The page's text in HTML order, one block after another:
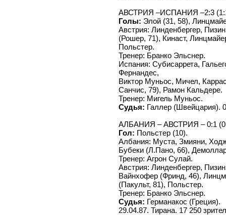
АВСТРИЯ –ИСПАНИЯ –2:3
Голы: Элой (31, 58),
Австрия: Линденбергер,
(Рошер, 71), Кинаст,
Польстер.
Тренер: Бранко Эльснер.
Испания: Субисаррета,
Фернандес,
Виктор Муньос, Мичел,
Санчис, 79), Рамон Кальдере.
Тренер: Мигель Муньос.
Судья: Галлер (Швейцария).
АЛБАНИЯ – АВСТРИЯ – 0:1
Гол: Польстер (10).
Албания: Муста, Змияни,
Бубеки (Л.Пано, 66),
Тренер: Агрон Сулай.
Австрия: Линденбергер,
Вайнхофер (Фринд, 46),
(Пакульт, 81), Польстер.
Тренер: Бранко Эльснер.
Судья: Германакос (Греция).
29.04.87. Тирана. 17 250